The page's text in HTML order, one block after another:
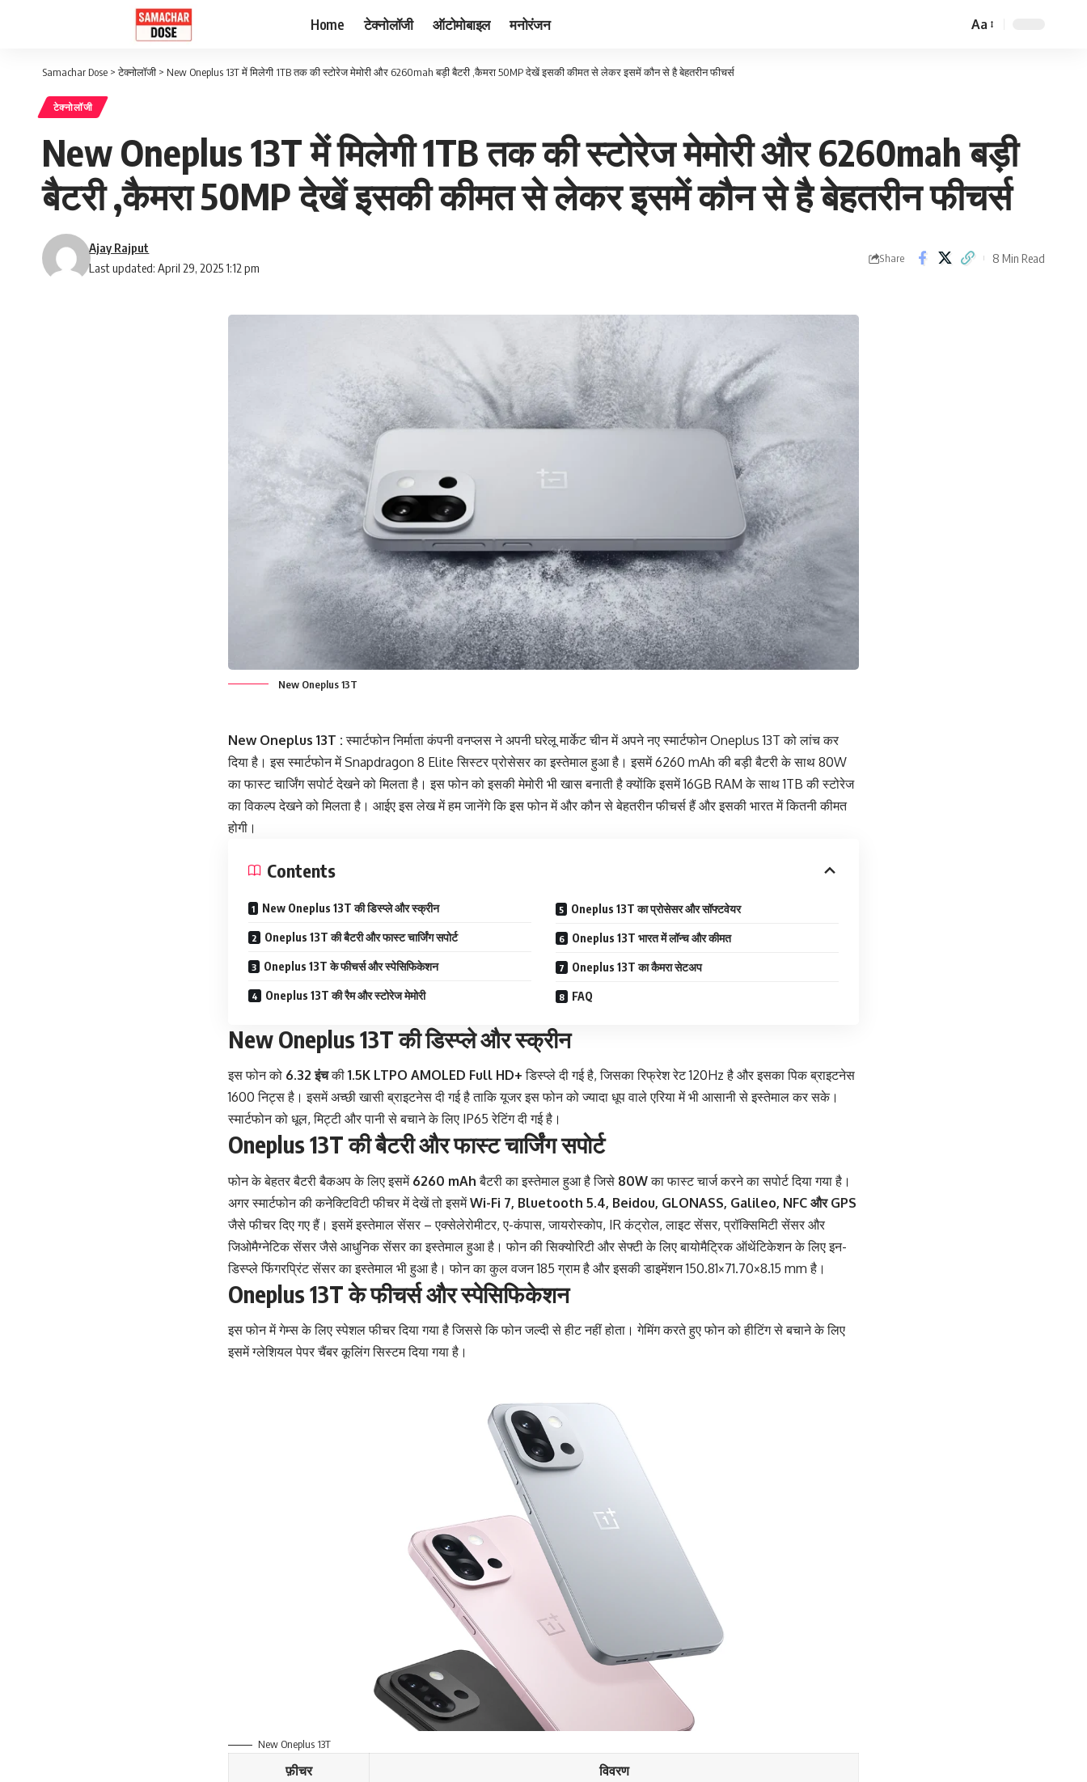
Home टेक्नोलॉजी ऑटोमोबाइल मनोरंजन
Font
Aa
Samachar Dose >टेक्नोलॉजी > New Oneplus 13T में मिलेगी 1TB तक की स्टोरेज मेमोरी और 6260mah बड़ी बैटरी ,कैमरा 50MP देखें इसकी कीमत से लेकर इसमें कौन से है बेहतरीन फीचर्स
टेक्नोलॉजी
New Oneplus 13T में मिलेगी 1TB तक की स्टोरेज मेमोरी और 6260mah बड़ी
बैटरी ,कैमरा 50MP देखें इसकी कीमत से लेकर इसमें कौन से है बेहतरीन फीचर्स
Last updated: April 29, 2025 1:12 pm
Ajay Rajput
Share 8 Min Read
New Oneplus 13T
New Oneplus 13T :स्मार्टफोन निर्माता कंपनीवनप्लसने अपनी घरेलू मार्केट चीन में अपने नए स्मार्टफोन Oneplus 13T को लांच कर
दिया है। इस स्मार्टफोन में Snapdragon 8 Elite सिस्टर प्रोसेसर का इस्तेमाल हुआ है। इसमें 6260 mAh की बड़ी बैटरी के साथ 80W
का फास्ट चार्जिंग सपोर्ट देखने को मिलता है। इस फोन को इसकी मेमोरी भी खास बनाती है क्योंकि इसमें 16GB RAM के साथ 1TB की स्टोरेज
का विकल्प देखने को मिलता है। आईए इस लेख में हम जानेंगे कि इस फोन में और कौन से बेहतरीन फीचर्स हैं और इसकी भारत में कितनी कीमत
होगी।
Contents
New Oneplus 13T की डिस्प्ले और स्क्रीन
Oneplus 13T की बैटरी और फास्ट चार्जिंग सपोर्ट
Oneplus 13T के फीचर्स और स्पेसिफिकेशन
Oneplus 13T की रैम और स्टोरेज मेमोरी
Oneplus 13T का प्रोसेसर और सॉफ्टवेयर
Oneplus 13T भारत में लॉन्च और कीमत
Oneplus 13T का कैमरा सेटअप
FAQ
New Oneplus 13T की डिस्प्ले और स्क्रीन
इस फोन को 6.32 इंचकी 1.5K LTPO AMOLED Full HD+ डिस्प्ले दी गई है, जिसका रिफ्रेश रेट 120Hz है और इसका पिक ब्राइटनेस
1600 निट्स है। इसमें अच्छी खासी ब्राइटनेस दी गई है ताकि यूजर इस फोन को ज्यादा धूप वाले एरिया में भी आसानी से इस्तेमाल कर सके।
स्मार्टफोन को धूल, मिट्टी और पानी से बचाने के लिए IP65 रेटिंग दी गई है।
Oneplus 13T की बैटरी और फास्ट चार्जिंग सपोर्ट
फोन के बेहतर बैटरी बैकअप के लिए इसमें 6260 mAh बैटरी का इस्तेमाल हुआ है जिसे 80Wका फास्ट चार्ज करने का सपोर्ट दिया गया है।
अगर स्मार्टफोन की कनेक्टिविटी फीचर में देखें तो इसमेंWi-Fi 7, Bluetooth 5.4, Beidou, GLONASS, Galileo, NFC और GPS
जैसे फीचर दिए गए हैं। इसमें इस्तेमाल सेंसर – एक्सेलेरोमीटर, ए-कंपास, जायरोस्कोप, IR कंट्रोल, लाइट सेंसर, प्रॉक्सिमिटी सेंसर और
जिओमैग्नेटिक सेंसर जैसे आधुनिक सेंसर का इस्तेमाल हुआ है। फोन की सिक्योरिटी और सेफ्टी के लिए बायोमैट्रिक ऑथेंटिकेशन के लिए इन-
डिस्प्ले फिंगरप्रिंट सेंसर का इस्तेमाल भी हुआ है। फोन का कुल वजन 185 ग्राम है और इसकी डाइमेंशन 150.81×71.70×8.15 mm है।
Oneplus 13T के फीचर्स और स्पेसिफिकेशन
इस फोन में गेम्स के लिए स्पेशल फीचर दिया गया है जिससे कि फोन जल्दी से हीट नहीं होता। गेमिंग करते हुए फोन को हीटिंग से बचाने के लिए
इसमें ग्लेशियल पेपर चैंबर कूलिंग सिस्टम दिया गया है।
New Oneplus 13T
फ़ीचर विवरण